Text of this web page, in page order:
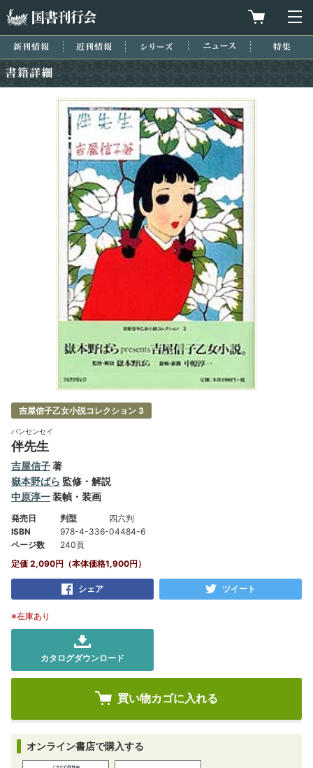
買物カゴを
新刊情報 近刊情報 シリーズ ニュース
吉屋信子乙女小説コレクション 3
バンセンセイ
伴先生
吉屋信子著
嶽本野ばら 監修・解説
中原淳一装幀・装画
発売日 判型
四六判
ISBN
978-4-336-04484-6
ページ数
240頁
定価 2,090円（本体価格1,900円）
シェア ツイート
※在庫あり
カタログダウンロード
オンライン書店で購入する